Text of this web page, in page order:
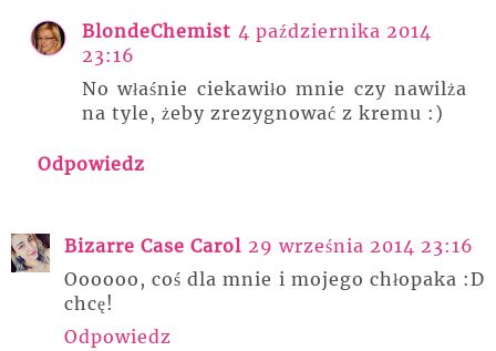
BlondeChemist 4 października 2014
23:16
No właśnie ciekawiło mnie czy nawilża
na tyle, żeby zrezygnować z kremu :)
Odpowiedz
Bizarre Case Carol 29 września 2014 23:16
Oooooo, coś dla mnie i mojego chłopaka :D
chcę!
Odpowiedz